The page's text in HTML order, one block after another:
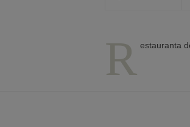
R estauranta